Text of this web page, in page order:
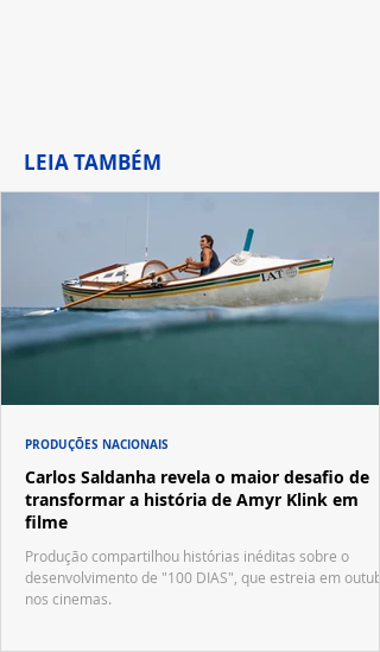
LEIA TAMBÉM
Carlos Saldanha revela o maior desafio de
transformar a história de Amyr Klink em
filme
Produção compartilhou histórias inéditas sobre o
desenvolvimento de "100 DIAS", que estreia em
nos cinemas.
PRODUÇÕES NACIONAIS